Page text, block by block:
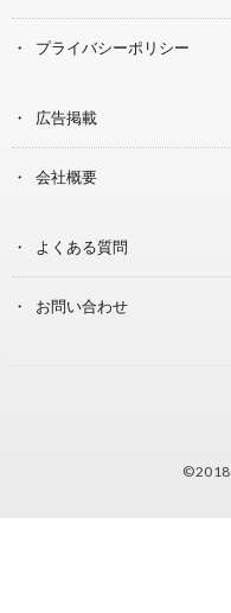
プライバシーポリシー
広告掲載
会社概要
よくある質問
お問い合わせ
©2018